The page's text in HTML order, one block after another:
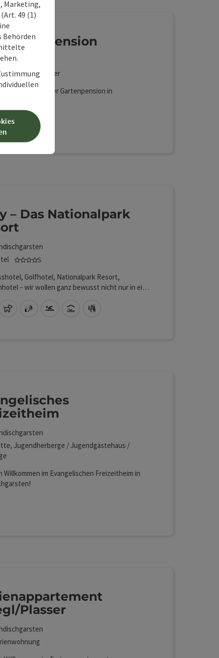
Privatzimmer
Willkommen in der Gartenpension in
(kostenlos)
Haustiere erlaubt
Sauna
– Das Nationalpark
4 Sterne Superior - geprüfter und ausgezeichneter
Golfhotel, Nationalpark Resort,
– wir wollen ganz bewusst nicht nur in eine
uns dafür ein, unseren Gästen eine
(kostenlos)
Haustiere erlaubt
Sauna Swimmingpool
Hallenbad
Jugendherberge / Jugendgästehaus /
Willkommen im Evangelischen Freizeitheim in
(kostenlos)
Plasser
Marketing,
49 (1)
Behörden